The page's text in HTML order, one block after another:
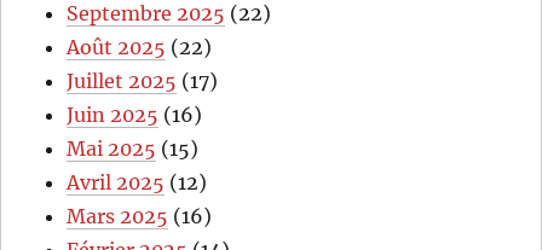
Septembre 2025 (22)
Août 2025 (22)
Juillet 2025 (17)
Juin 2025 (16)
Mai 2025 (15)
Avril 2025 (12)
Mars 2025 (16)